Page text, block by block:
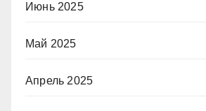
Июнь 2025
Май 2025
Апрель 2025